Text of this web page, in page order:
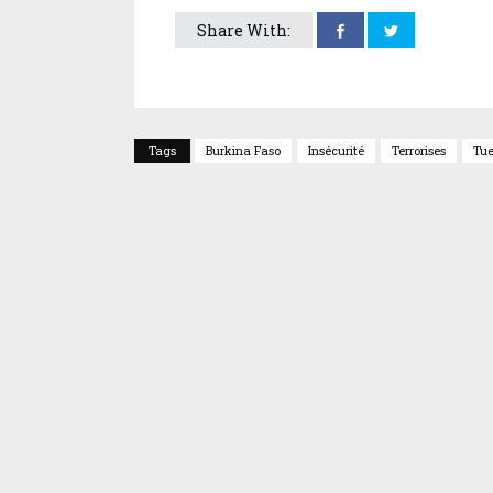
Share With:
Tags Burkina Faso Insécurité Terrorises